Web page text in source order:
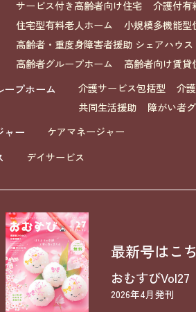
サービス付き高齢者向け住宅
介護付有
住宅型有料老人ホーム
小規模多機能型
高齢者・重度身障害者援助 シェアハウス
高齢者グループホーム
高齢者向け賃貸
ープホーム 介護サービス包括型
介
共同生活援助
障がい者
ャー ケアマネージャー
デイサービス
最新号はこ
おむすびVol27
2026年4月発刊